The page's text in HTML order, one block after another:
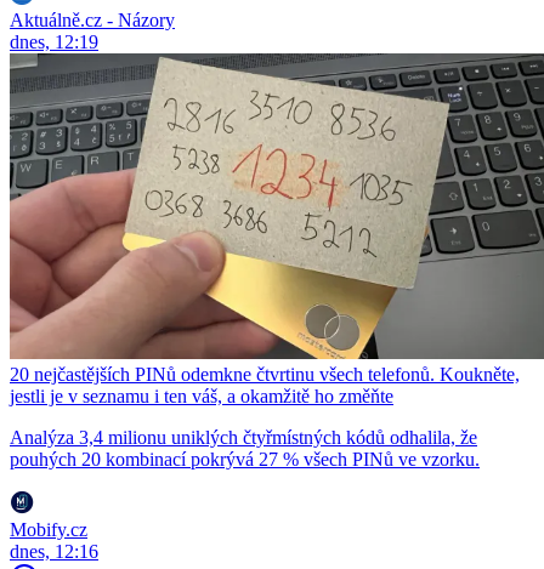
Aktuálně.cz - Názory
dnes, 12:19
20 nejčastějších PINů odemkne čtvrtinu všech telefonů. Koukněte,
jestli je v seznamu i ten váš, a okamžitě ho změňte
Analýza 3,4 milionu uniklých čtyřmístných kódů odhalila, že
pouhých 20 kombinací pokrývá 27 % všech PINů ve vzorku.
Mobify.cz
dnes, 12:16